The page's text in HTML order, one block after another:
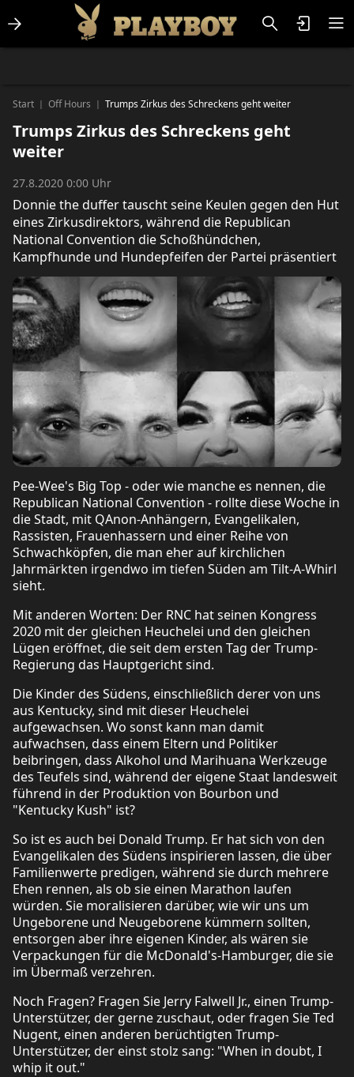
Start | Off Hours | Trumps Zirkus des Schreckens geht weiter
Trumps Zirkus des Schreckens geht
weiter
27.8.2020 0:00 Uhr
Donnie the duffer tauscht seine Keulen gegen den Hut
eines Zirkusdirektors, während die Republican
National Convention die Schoßhündchen,
Kampfhunde und Hundepfeifen der Partei präsentiert
Pee-Wee's Big Top - oder wie manche es nennen, die
Republican National Convention - rollte diese Woche in
die Stadt, mit QAnon-Anhängern, Evangelikalen,
Rassisten, Frauenhassern und einer Reihe von
Schwachköpfen, die man eher auf kirchlichen
Jahrmärkten irgendwo im tiefen Süden am Tilt-A-Whirl
sieht.
Mit anderen Worten: Der RNC hat seinen Kongress
2020 mit der gleichen Heuchelei und den gleichen
Lügen eröffnet, die seit dem ersten Tag der Trump-
Regierung das Hauptgericht sind.
Die Kinder des Südens, einschließlich derer von uns
aus Kentucky, sind mit dieser Heuchelei
aufgewachsen. Wo sonst kann man damit
aufwachsen, dass einem Eltern und Politiker
beibringen, dass Alkohol und Marihuana Werkzeuge
des Teufels sind, während der eigene Staat landesweit
führend in der Produktion von Bourbon und
"Kentucky Kush" ist?
So ist es auch bei Donald Trump. Er hat sich von den
Evangelikalen des Südens inspirieren lassen, die über
Familienwerte predigen, während sie durch mehrere
Ehen rennen, als ob sie einen Marathon laufen
würden. Sie moralisieren darüber, wie wir uns um
Ungeborene und Neugeborene kümmern sollten,
entsorgen aber ihre eigenen Kinder, als wären sie
Verpackungen für die McDonald's-Hamburger, die sie
im Übermaß verzehren.
Noch Fragen? Fragen Sie Jerry Falwell Jr., einen Trump-
Unterstützer, der gerne zuschaut, oder fragen Sie Ted
Nugent, einen anderen berüchtigten Trump-
Unterstützer, der einst stolz sang: "When in doubt, I
whip it out."